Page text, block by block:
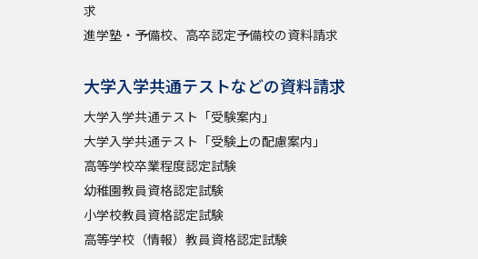
求
進学塾・予備校、高卒認定予備校の資料請求
大学入学共通テストなどの資料請求
大学入学共通テスト「受験案内」
大学入学共通テスト「受験上の配慮案内」
高等学校卒業程度認定試験
幼稚園教員資格認定試験
小学校教員資格認定試験
高等学校（情報）教員資格認定試験